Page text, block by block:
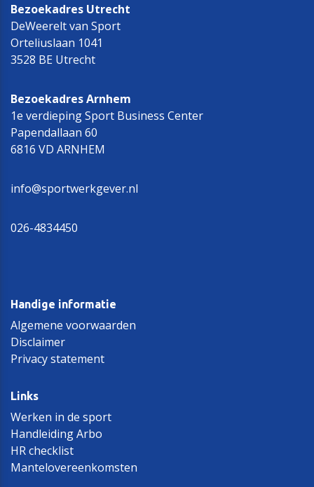
Bezoekadres Utrecht
DeWeerelt van Sport
Orteliuslaan 1041
3528 BE Utrecht
Bezoekadres Arnhem
1e verdieping Sport Business Center
Papendallaan 60
6816 VD ARNHEM
info@sportwerkgever.nl
026-4834450
Handige informatie
Algemene voorwaarden
Disclaimer
Privacy statement
Links
Werken in de sport
Handleiding Arbo
HR checklist
Mantelovereenkomsten